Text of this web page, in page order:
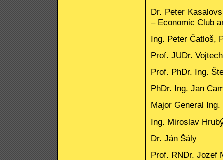
Dr. Peter
– Economic Club
Ing. Peter Čatloš,
Prof. JUDr.
Prof. PhDr. Ing.
PhDr. Ing. Jan
Major General
Ing. Miroslav
Dr. Ján Šály
Prof. RNDr. Jozef